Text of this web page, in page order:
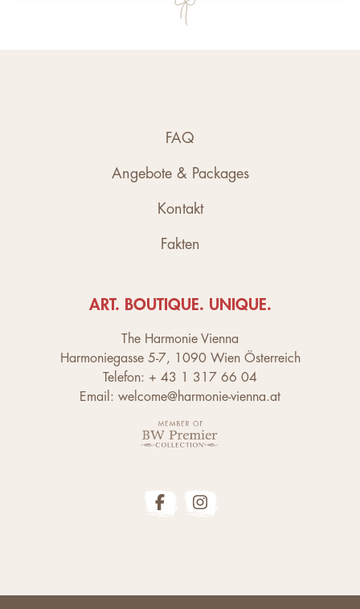
FAQ
Angebote & Packages
Kontakt
Fakten
ART. BOUTIQUE. UNIQUE.
The Harmonie Vienna
Harmoniegasse 5-7, 1090 Wien Österreich
Telefon: + 43 1 317 66 04
Email: welcome@harmonie-vienna.at